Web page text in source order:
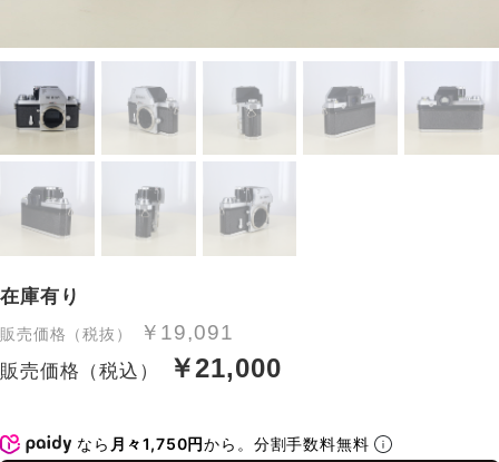
在庫有り
販売価格（税抜） ￥19,091
販売価格（税込） ￥21,000
なら 月々1,750円から。分割手数料無料